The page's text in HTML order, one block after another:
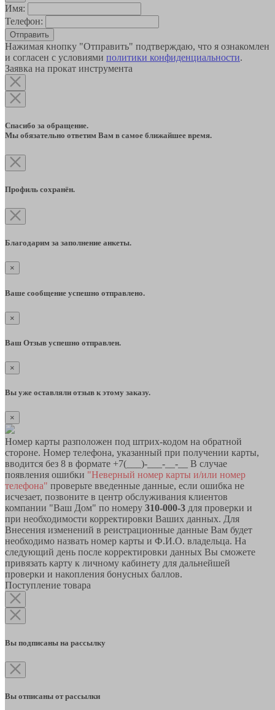
Имя:
Телефон:
Отправить
Нажимая кнопку "Отправить" подтверждаю, что я ознакомлен
и согласен с условиями политики конфиденциальности.
Заявка на прокат инструмента
Спасибо за обращение.
Мы обязательно ответим Вам в самое ближайшее время.
Профиль сохранён.
Благодарим за заполнение анкеты.
×
Ваше сообщение успешно отправлено.
×
Ваш Отзыв успешно отправлен.
×
Вы уже оставляли отзыв к этому заказу.
×
Номер карты разположен под штрих-кодом на обратной
стороне. Номер телефона, указанный при получении карты,
вводится без 8 в формате +7(___)-___-__-__ В случае
появления ошибки "Неверный номер карты и/или номер
телефона" проверьте введенные данные, если ошибка не
исчезает, позвоните в центр обслуживания клиентов
компании "Ваш Дом" по номеру 310-000-3 для проверки и
при необходимости корректировки Ваших данных. Для
Внесения изменений в реистрационные данные Вам будет
необходимо назвать номер карты и Ф.И.О. владельца. На
следующий день после корректировки данных Вы сможете
привязать карту к личному кабинету для дальнейшей
проверки и накопления бонусных баллов.
Поступление товара
Вы подписаны на рассылку
Вы отписаны от рассылки